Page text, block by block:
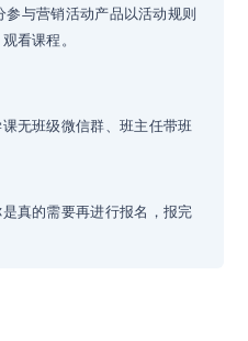
与营销活动产品以活动规则
看课程。
无班级微信群、班主任带班
真的需要再进行报名，报完